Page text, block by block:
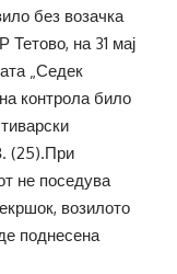
без возачка
на 31 мај
„Седек
контрола било
(25).При
не поседува
возилото
поднесена